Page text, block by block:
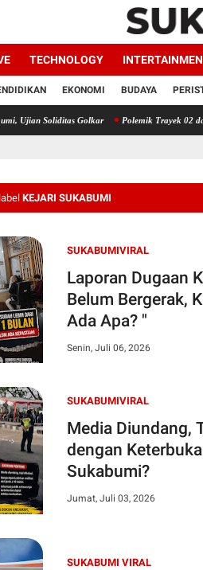
TECHNOLOGY
EKONOMI BUDAYA
Golkar Polemik Trayek 02 dan 09 di
KEJARI SUKABUMI
SUKABUMIVIRAL
Laporan Dugaan
Belum Bergerak,
Ada Apa? "
Senin, Juli 06, 2026
SUKABUMIVIRAL
Media Diundang,
dengan
Sukabumi?
Jumat, Juli 03, 2026
SUKABUMI VIRAL